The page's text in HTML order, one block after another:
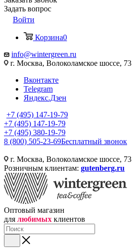
Задать вопрос
Войти
Корзина0
info@wintergreen.ru
г. Москва, Волоколамское шоссе, 73
Вконтакте
Telegram
Яндекс.Дзен
+7 (495) 147-19-79
+7 (495) 147-19-79
+7 (495) 380-19-79
8 (800) 505-23-69Бесплатный звонок
г. Москва, Волоколамское шоссе, 73
Розничным клиентам: gutenberg.ru
Оптовый магазин
для любимых клиентов